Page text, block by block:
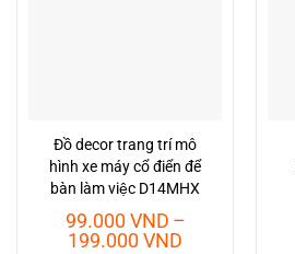
Đồ decor trang trí mô
hình xe máy cổ điển để
bàn làm việc D14MHX
99.000VND –
199.000VND